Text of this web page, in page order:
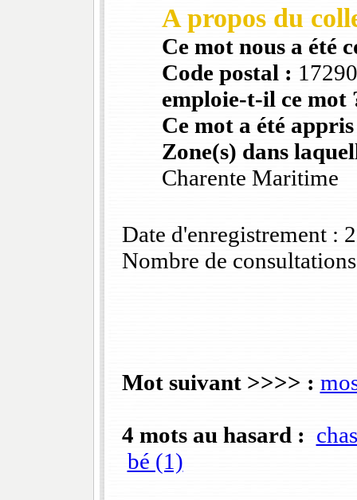
A propos du
Ce mot nous a été
Code postal :
emploie-t-il ce mot
Ce mot a été
Zone(s) dans
Charente Maritime
Date d'enregistrement :
Nombre de
Mot suivant >>>> :
4 mots au hasard :
bé (1)